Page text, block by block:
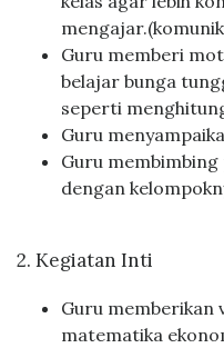
Guru memberi
belajar bunga
seperti
Guru
Guru membimbing
dengan
2. Kegiatan Inti
Guru memberikan
matematika